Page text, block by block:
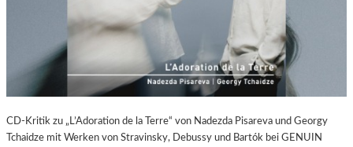
CD-Kritik zu „L’Adoration de la Terre“ von Nadezda Pisareva und Georgy
Tchaidze mit Werken von Stravinsky, Debussy und Bartók bei GENUIN